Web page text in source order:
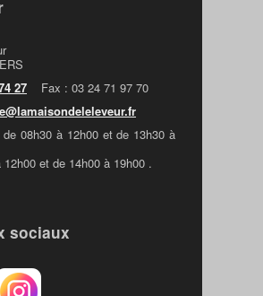
27 Fax : 03 24 71 97 70
08h30 à 12h00 et de 13h30 à
et de 14h00 à 19h00 .
sociaux